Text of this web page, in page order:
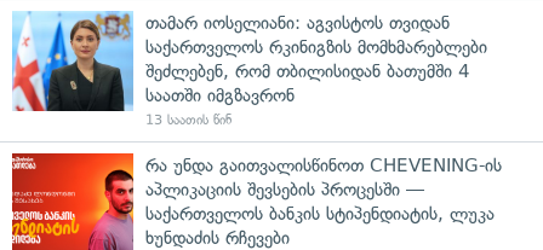
თამარ იოსელიანი: აგვისტოს თვიდან
საქართველოს რკინიგზის მომხმარებლები
შეძლებენ, რომ თბილისიდან ბათუმში 4
საათში იმგზავრონ
13 საათის წინ
რა უნდა გაითვალისწინოთ CHEVENING-ის
აპლიკაციის შევსების პროცესში —
საქართველოს ბანკის სტიპენდიატის, ლუკა
ხუნდაძის რჩევები